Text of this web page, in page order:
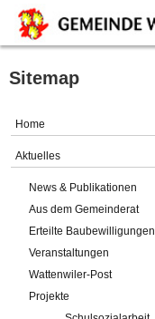
Home
Gemeinde
Verwaltung
Online-Service
Sitemap
Home
Aktuelles
News & Publikationen
Aus dem Gemeinderat
Erteilte Baubewilligungen
Veranstaltungen
Wattenwiler-Post
Projekte